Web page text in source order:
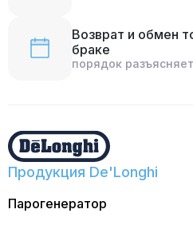
Возврат и обмен
браке
порядок
Продукция De'Longhi
Парогенератор